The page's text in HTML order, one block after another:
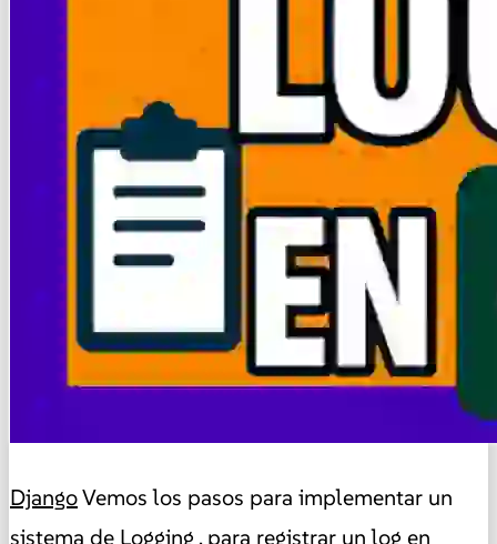
DjangoVemos los pasos para implementar un
sistema de Logging , para registrar un log en